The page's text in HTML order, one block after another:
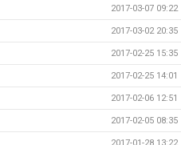
2017-03-07 09:22
2017-03-02 20:35
2017-02-25 15:35
2017-02-25 14:01
2017-02-06 12:51
2017-02-05 08:35